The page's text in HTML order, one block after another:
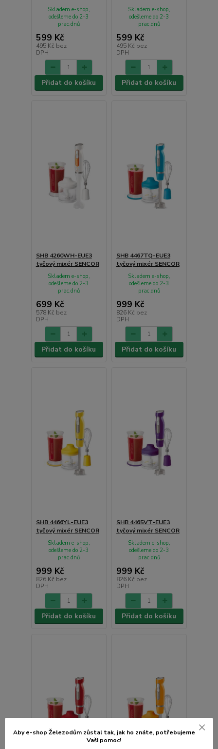
599 Kč
495 Kč bez
DPH
Skladem e-shop,
odešleme do 2-3
prac.dnů
Přidat do košíku
599 Kč
495 Kč bez
DPH
Skladem e-shop,
odešleme do 2-3
prac.dnů
Přidat do košíku
SHB 4260WH-EUE3
tyčový mixér SENCOR
699 Kč
578 Kč bez
DPH
Skladem e-shop,
odešleme do 2-3
prac.dnů
Přidat do košíku
SHB 4467TQ-EUE3
tyčový mixér SENCOR
999 Kč
826 Kč bez
DPH
Skladem e-shop,
odešleme do 2-3
prac.dnů
Přidat do košíku
SHB 4466YL-EUE3
tyčový mixér SENCOR
999 Kč
826 Kč bez
DPH
Skladem e-shop,
odešleme do 2-3
prac.dnů
Přidat do košíku
SHB 4465VT-EUE3
tyčový mixér SENCOR
999 Kč
826 Kč bez
DPH
Skladem e-shop,
odešleme do 2-3
prac.dnů
Přidat do košíku
Aby e-shop Železodům zůstal tak, jak ho znáte, potřebujeme
Vaši pomoc!